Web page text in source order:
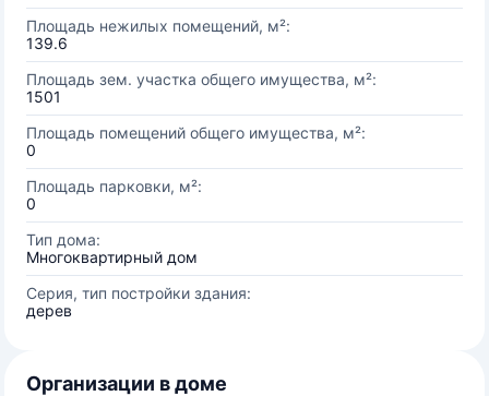
Площадь нежилых помещений, м²:
139.6
Площадь зем. участка общего имущества, м²:
1501
Площадь помещений общего имущества, м²:
0
Площадь парковки, м²:
0
Тип дома:
Многоквартирный дом
Серия, тип постройки здания:
дерев
Организации в доме